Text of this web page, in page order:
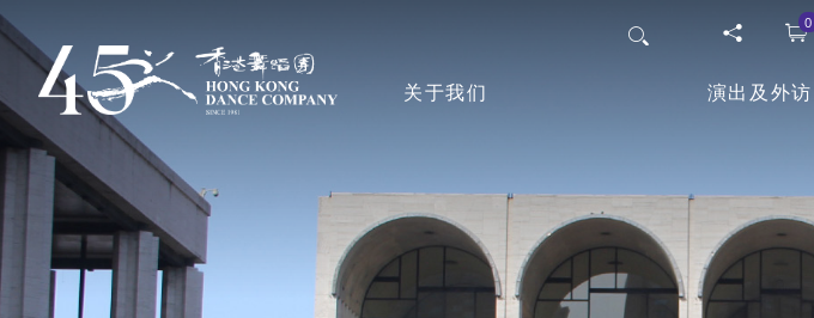
跳
转
到
要
0
主導覽en
关于我们
香港舞蹈团
演出及外访
香港舞蹈团四十五周年志庆
26/27年度舞季